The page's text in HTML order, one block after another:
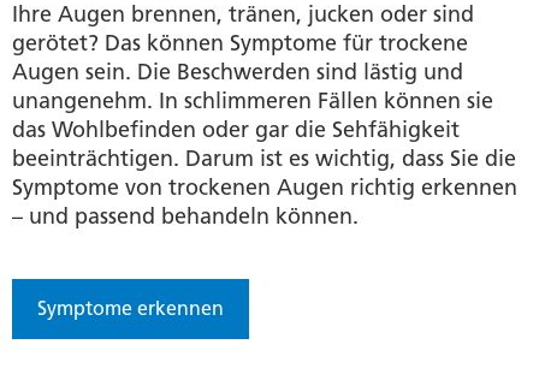
Ihre Augen brennen, tränen, jucken oder sind
gerötet? Das können Symptome für trockene
Augen sein. Die Beschwerden sind lästig und
unangenehm. In schlimmeren Fällen können sie
das Wohlbefinden oder gar die Sehfähigkeit
beeinträchtigen. Darum ist es wichtig, dass Sie die
Symptome von trockenen Augen richtig erkennen
– und passend behandeln können.
Symptome erkennen